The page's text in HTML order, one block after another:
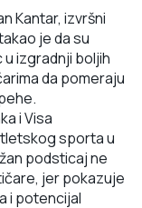
Kantar, izvršni
je da su
izgradnji boljih
da pomeraju
i Visa
sporta u
podsticaj ne
jer pokazuje
i potencijal